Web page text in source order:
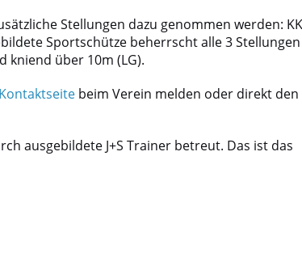
Stellungen dazu genommen werden:
Sportschütze beherrscht alle 3
kniend über 10m (LG).
Kontaktseite beim Verein melden oder direkt den
ausgebildete J+S Trainer betreut. Das ist das